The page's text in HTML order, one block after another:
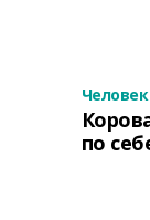
по